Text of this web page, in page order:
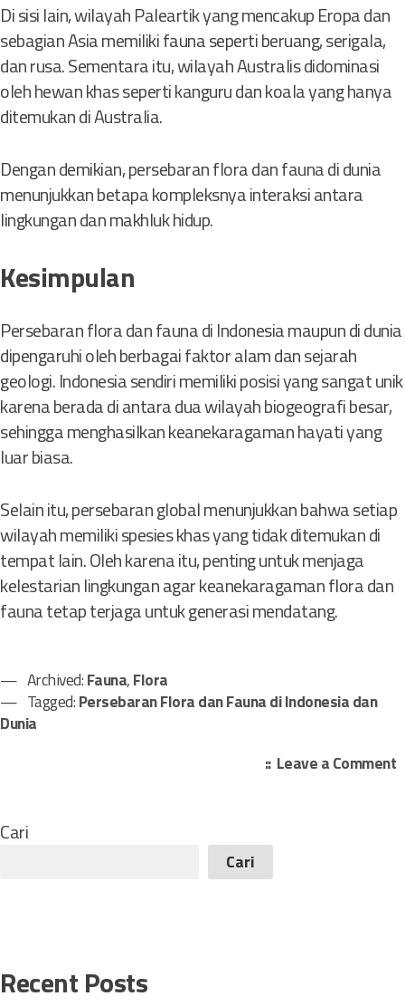
Di sisi lain, wilayah Paleartik yang mencakup Eropa dan
sebagian Asia memiliki fauna seperti beruang, serigala,
dan rusa. Sementara itu, wilayah Australis didominasi
oleh hewan khas seperti kanguru dan koala yang hanya
ditemukan di Australia.
Dengan demikian, persebaran flora dan fauna di dunia
menunjukkan betapa kompleksnya interaksi antara
lingkungan dan makhluk hidup.
Kesimpulan
Persebaran flora dan fauna di Indonesia maupun di dunia
dipengaruhi oleh berbagai faktor alam dan sejarah
geologi. Indonesia sendiri memiliki posisi yang sangat unik
karena berada di antara dua wilayah biogeografi besar,
sehingga menghasilkan keanekaragaman hayati yang
luar biasa.
Selain itu, persebaran global menunjukkan bahwa setiap
wilayah memiliki spesies khas yang tidak ditemukan di
tempat lain. Oleh karena itu, penting untuk menjaga
kelestarian lingkungan agar keanekaragaman flora dan
fauna tetap terjaga untuk generasi mendatang.
Archived:Fauna,Flora
Tagged:Persebaran Flora dan Fauna di Indonesia dan
Dunia
Leave a Commento
Cari
Cari
Recent Posts